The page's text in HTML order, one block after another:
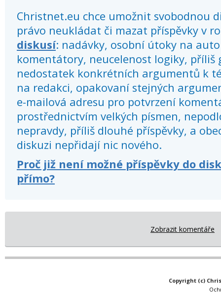
Christnet.eu chce umožnit svobodnou
právo neukládat či mazat příspěvky v
diskusí: nadávky, osobní útoky na
komentátory, neucelenost logiky, příliš
nedostatek konkrétních argumentů k
na redakci, opakovaní stejných
e-mailová adresu pro potvrzení
prostřednictvím velkých písmen,
nepravdy, příliš dlouhé příspěvky, a
diskuzi nepřidají nic nového.
Proč již není možné příspěvky do
přímo?
Zobrazit komentáře
Copyright (c)